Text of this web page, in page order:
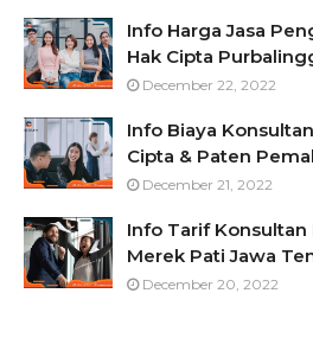
Info Harga Jasa
Hak Cipta
December 22, 2022
Info Biaya
Cipta & Paten
December 21, 2022
Info Tarif Konsultan
Merek Pati Jawa
December 20, 2022